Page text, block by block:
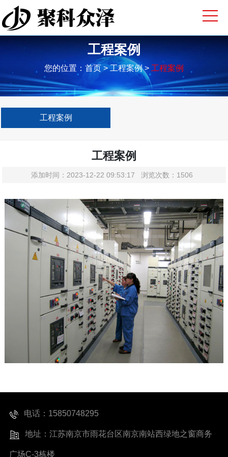
工程案例
您的位置： 首页> 工程案例 > 工程案例
工程案例
工程案例
添加时间：2023-12-22 09:53:17 浏览次数：1506
电话：15850748295
地址：江苏南京市雨花台区南京南站西绿地之窗商务
广场C-3栋楼